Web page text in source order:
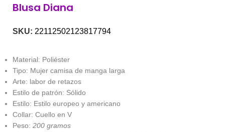
Blusa Diana
SKU: 22112502123817794
Material: Poliéster
Tipo: Mujer camisa de manga larga
Arte: labor de retazos
Estilo de patrón: Sólido
Estilo: Estilo europeo y americano
Collar: Cuello en V
Peso: 200 gramos